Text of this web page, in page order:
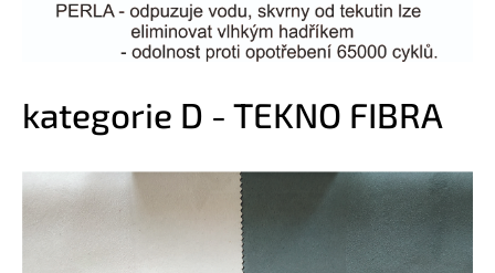
kategorie D - TEKNO FIBRA